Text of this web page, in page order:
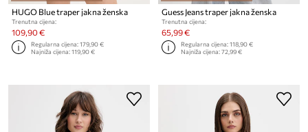
HUGO Blue traper jakna ženska
Trenutna cijena:
109,90 €
Regularna cijena:179,90 €
Najniža cijena:119,90 €
Guess Jeans traper jakna ženska
Trenutna cijena:
65,99 €
Regularna cijena:118,90 €
Najniža cijena:72,99 €